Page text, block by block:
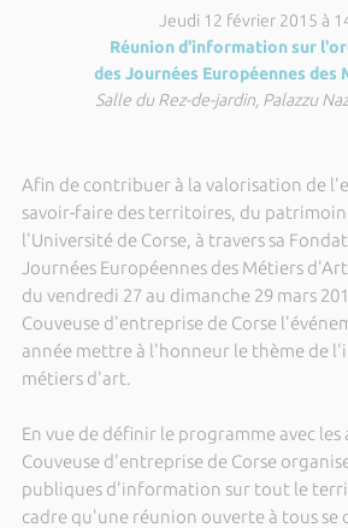
Jeudi 12 février 2015 à
Réunion d'information sur
des Journées Européennes des
Salle du Rez-de-jardin, Palazzu
Afin de contribuer à la valorisation de
savoir-faire des territoires, du
l'Université de Corse, à travers sa
Journées Européennes des Métiers
du vendredi 27 au dimanche 29 mars
Couveuse d'entreprise de Corse
année mettre à l'honneur le thème de
métiers d'art.
En vue de définir le programme avec les
Couveuse d'entreprise de Corse
publiques d'information sur tout le
cadre qu'une réunion ouverte à tous se